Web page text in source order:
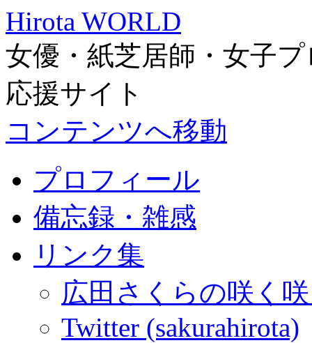
Hirota WORLD
女優・紙芝居師・女子
応援サイト
コンテンツへ移動
プロフィール
備忘録・雑感
リンク集
広田さくらの咲く
Twitter (sakurahirota)